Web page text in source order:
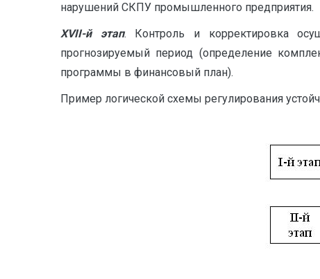
нарушений СКПУ промышленного предприятия.
XVII-й этап. Контроль и корректировка
прогнозируемый период (определение
программы в финансовый план).
Пример логической схемы регулирования